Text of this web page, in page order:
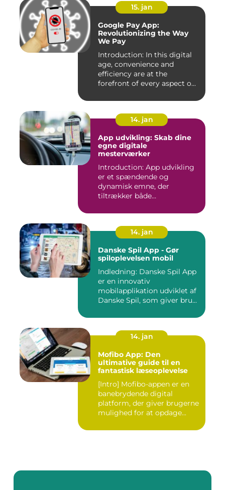
15. jan
Google Pay App:
Revolutionizing the Way
We Pay
Introduction: In this digital
age, convenience and
efficiency are at the
forefront of every aspect o...
14. jan
App udvikling: Skab dine
egne digitale
mesterværker
Introduction: App udvikling
er et spændende og
dynamisk emne, der
tiltrækker både
14. jan
Danske Spil App - Gør
spiloplevelsen mobil
Indledning: Danske Spil App
er en innovativ
mobilapplikation udviklet af
Danske Spil, som giver bru...
14. jan
Mofibo App: Den
ultimative guide til en
fantastisk læseoplevelse
[Intro] Mofibo-appen er en
banebrydende digital
platform, der giver brugerne
mulighed for at opdage...